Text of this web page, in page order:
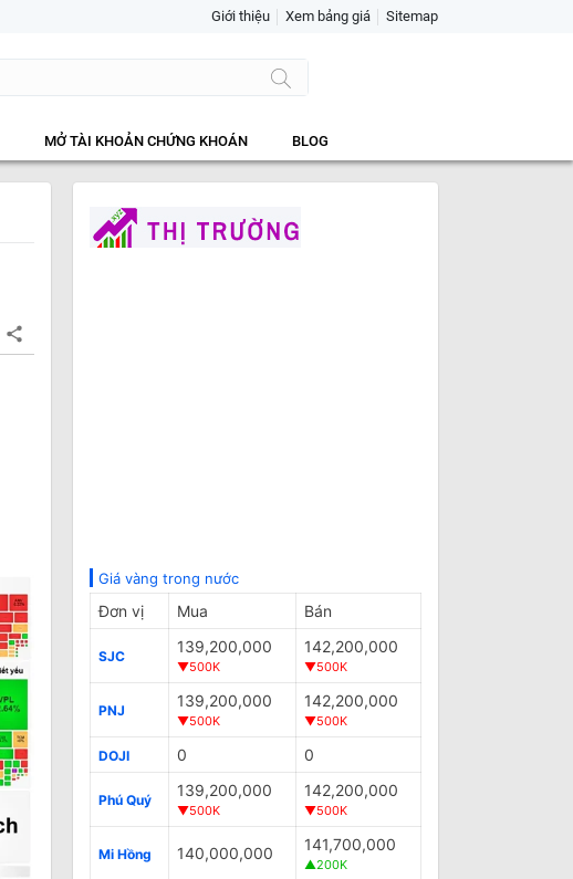
Giới thiệu Xem bảng giá Sitemap
MỞ TÀI KHOẢN CHỨNG KHOÁN BLOG
Giá vàng trong nước
Đơn vị Mua Bán
SJC
139,200,000
▼500K
142,200,000
▼500K
PNJ
139,200,000
▼500K
142,200,000
▼500K
DOJI 0 0
Phú Quý
139,200,000
▼500K
142,200,000
▼500K
Mi Hồng 140,000,000 141,700,000
▲200K